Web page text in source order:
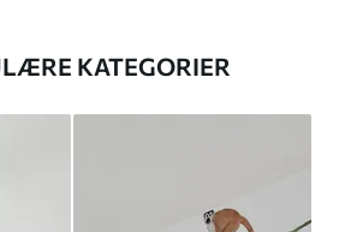
KATEGORIER